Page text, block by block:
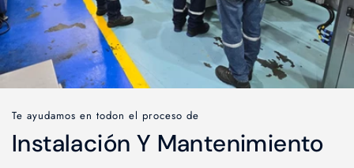
Te ayudamos en todon el proceso de
Instalación Y Mantenimiento